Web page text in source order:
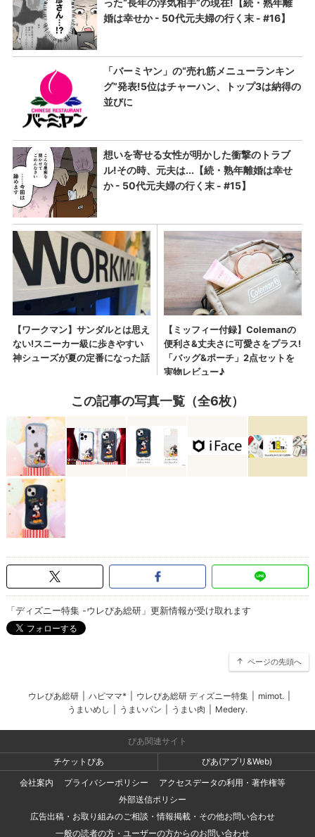
この記事の写真一覧（全6枚）
「ディズニー特集 -ウレぴあ総研」更新情報が受け取れます
ページの先頭へ
ウレぴあ総研 ハピママ* ウレぴあ総研 ディズニー特集 mimot.
うまいめし
うまいパン うまい肉 Medery.
ぴあ関連サイト
チケットぴあ
ぴあ(アプリ&Web)
会社案内
プライバシーポリシー
アクセスデータの利用・著作権等
外部送信ポリシー
広告出稿・お取り組みのご相談・情報掲載・その他お問い合わせ
一般の読者の方・ユーザーの方からのお問い合わせ